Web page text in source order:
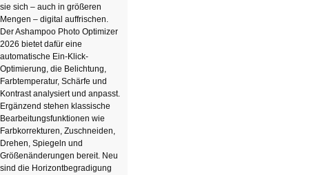
sie sich – auch in größeren
Mengen – digital auffrischen.
Der Ashampoo Photo Optimizer
2026 bietet dafür eine
automatische Ein-Klick-
Optimierung, die Belichtung,
Farbtemperatur, Schärfe und
Kontrast analysiert und anpasst.
Ergänzend stehen klassische
Bearbeitungsfunktionen wie
Farbkorrekturen, Zuschneiden,
Drehen, Spiegeln und
Größenänderungen bereit. Neu
sind die Horizontbegradigung